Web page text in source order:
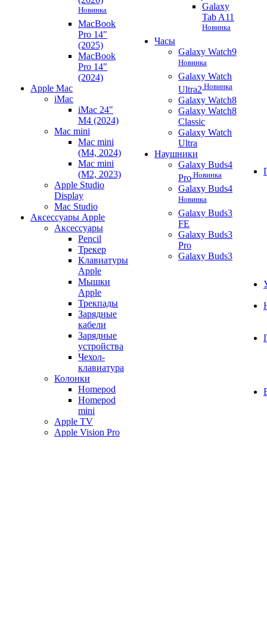
Новинка
MacBook
Pro 14"
(2025)
MacBook
Pro 14"
(2024)
Apple Mac
iMac
iMac 24"
M4 (2024)
Mac mini
Mac mini
(M4, 2024)
Mac mini
(M2, 2023)
Apple Studio
Display
Mac Studio
Аксессуары Apple
Аксессуары
Pencil
Трекер
Клавиатуры
Apple
Мышки
Apple
Трекпады
Зарядные
кабели
Зарядные
устройства
Чехол-
клавиатура
Колонки
Homepod
Homepod
mini
Apple TV
Apple Vision Pro
Galaxy
Tab A11
Новинка
Часы
Galaxy Watch9
Новинка
Galaxy Watch
Ultra2 Новинка
Galaxy Watch8
Galaxy Watch8
Classic
Galaxy Watch
Ultra
Наушники
Galaxy Buds4
Pro Новинка
Galaxy Buds4
Новинка
Galaxy Buds3
FE
Galaxy Buds3
Pro
Galaxy Buds3